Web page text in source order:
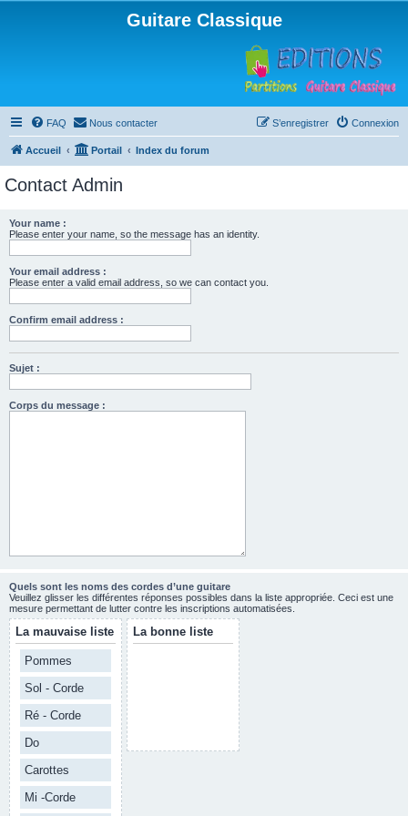
Guitare Classique
FAQ Nous contacter Connexion
S’enregistrer
Accueil Portail Index du forum
Contact Admin
Your name :
Please enter your name, so the message has an identity.
Your email address :
Please enter a valid email address, so we can contact you.
Confirm email address :
Sujet :
Corps du message :
Quels sont les noms des cordes d’une guitare
Veuillez glisser les différentes réponses possibles dans la liste appropriée. Ceci est une
mesure permettant de lutter contre les inscriptions automatisées.
La mauvaise liste
Pommes
Sol - Corde
Ré - Corde
Do
Carottes
Mi -Corde
La bonne liste